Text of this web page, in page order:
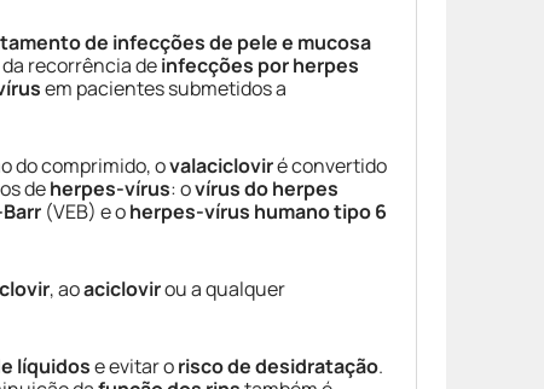
de infecções de pele e mucosa
da recorrência deinfecções por herpes
em pacientes submetidos a
do comprimido, ovalacicloviré convertido
deherpes-vírus: ovírus do herpes
(VEB) e oherpes-vírus humano tipo 6
, aoaciclovirou a qualquer
líquidose evitar orisco de desidratação.